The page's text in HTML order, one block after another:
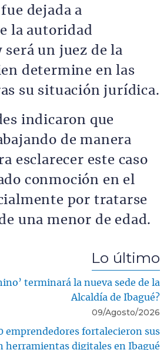
dejada a
la autoridad
un juez de la
determine en las
su situación jurídica.
indicaron que
de manera
esclarecer este caso
conmoción en el
por tratarse
una menor de edad.
Lo último
terminará la nueva sede de la
Alcaldía de Ibagué?
09/Agosto/2026
emprendedores fortalecieron sus
herramientas digitales en Ibagué